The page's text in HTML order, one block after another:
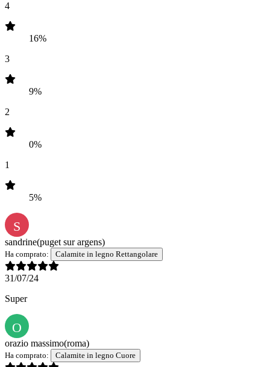
4
16%
3
9%
2
0%
1
5%
S
sandrine(puget sur argens)
Ha comprato: Calamite in legno Rettangolare
31/07/24
Super
O
orazio massimo(roma)
Ha comprato: Calamite in legno Cuore